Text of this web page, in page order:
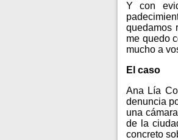
Y con
quedamos
me quedo
mucho a
El caso
Ana Lía
denuncia
una
de la
concreto